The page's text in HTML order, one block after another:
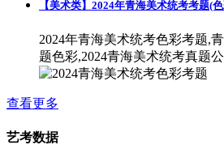
【美术类】2024年青海美术统考考题(
2024年青海美术统考色彩考题,
题色彩,2024青海美术统考真题公
查看更多
艺考数据